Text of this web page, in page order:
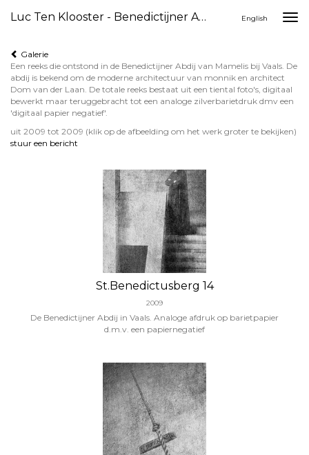
Luc Ten Klooster - Benedictijner Abdij English
Galerie
Een reeks die ontstond in de Benedictijner Abdij van Mamelis bij Vaals. De
abdij is bekend om de moderne architectuur van monnik en architect
Dom van der Laan. De totale reeks bestaat uit een tiental foto's, digitaal
bewerkt maar teruggebracht tot een analoge zilverbarietdruk dmv een
'digitaal papier negatief'.
uit 2009 tot 2009 (klik op de afbeelding om het werk groter te bekijken)
stuur een bericht
St.Benedictusberg 14
2009
De Benedictijner Abdij in Vaals. Analoge afdruk op barietpapier
d.m.v. een papiernegatief